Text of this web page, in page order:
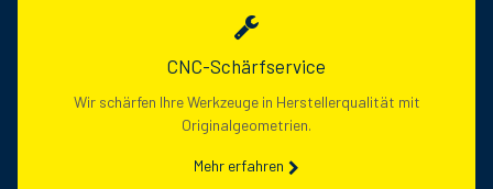
CNC-Schärfservice
Wir schärfen Ihre Werkzeuge in Herstellerqualität mit
Originalgeometrien.
Mehr erfahren